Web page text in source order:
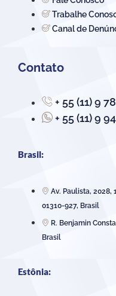
Trabalhe
Canal de
Contato
+ 55 (11) 9
+ 55 (11) 9
Brasil:
Av. Paulista, 2028,
01310-927, Brasil
R. Benjamin
Brasil
Estônia: